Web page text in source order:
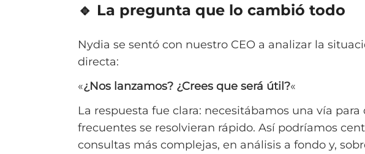
🔹 La pregunta que lo cambió todo
Nydia se sentó con nuestro CEO a analizar la
directa:
«¿Nos lanzamos? ¿Crees que será útil?«
La respuesta fue clara: necesitábamos una vía
frecuentes se resolvieran rápido. Así podríamos
consultas más complejas, en análisis a fondo y,